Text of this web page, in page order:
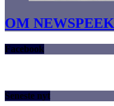
OM NEWSPEEK
Facebook
Seneste nyt